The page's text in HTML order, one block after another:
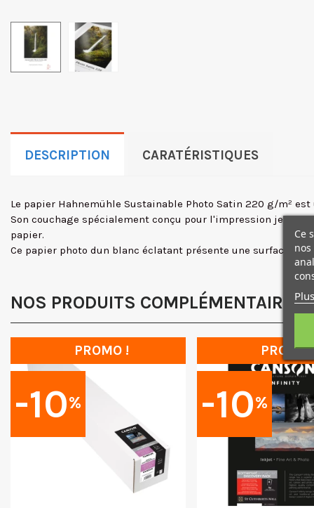
DESCRIPTION CARATÉRISTIQUES
Le papier Hahnemühle Sustainable Photo Satin 220 g/m²
Son couchage spécialement conçu pour l'impression jet
papier.
Ce papier photo dun blanc éclatant présente une surface
NOS PRODUITS COMPLÉMENTAIRES
-10%
PROMO !
-10%
PROMO
Ce